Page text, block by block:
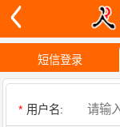
短信登录
* 用户名: